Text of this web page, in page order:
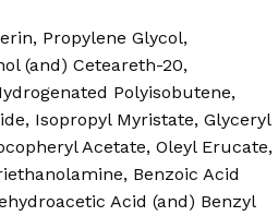
Propylene Glycol,
(and) Ceteareth-20,
Polyisobutene,
Isopropyl Myristate, Glyceryl
Acetate, Oleyl Erucate,
Benzoic Acid
Acid (and) Benzyl